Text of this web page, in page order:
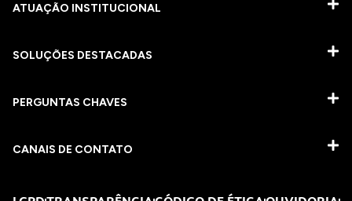
ATUAÇÃO INSTITUCIONAL
SOLUÇÕES DESTACADAS
PERGUNTAS CHAVES​
CANAIS DE CONTATO